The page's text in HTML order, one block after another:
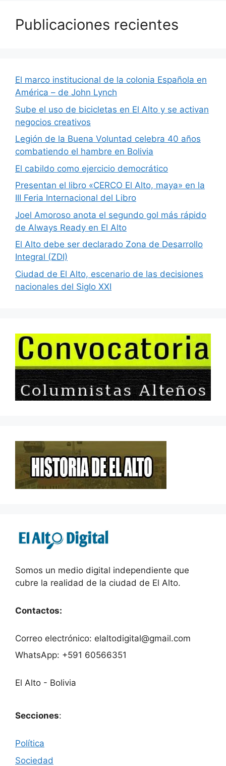
Publicaciones recientes
El marco institucional de la colonia Española en
América – de John Lynch
Sube el uso de bicicletas en El Alto y se activan
negocios creativos
Legión de la Buena Voluntad celebra 40 años
combatiendo el hambre en Bolivia
El cabildo como ejercicio democrático
Presentan el libro «CERCO El Alto, maya» en la
III Feria Internacional del Libro
Joel Amoroso anota el segundo gol más rápido
de Always Ready en El Alto
El Alto debe ser declarado Zona de Desarrollo
Integral (ZDI)
Ciudad de El Alto, escenario de las decisiones
nacionales del Siglo XXI
Somos un medio digital independiente que
cubre la realidad de la ciudad de El Alto.
Contactos:
Correo electrónico: elaltodigital@gmail.com
WhatsApp: +591 60566351
El Alto - Bolivia
Secciones:
Política
Sociedad